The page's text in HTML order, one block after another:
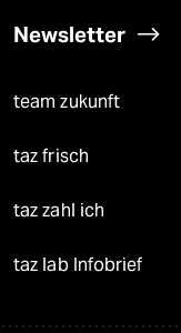
Newsletter
team zukunft
taz frisch
taz zahl ich
taz lab Infobrief